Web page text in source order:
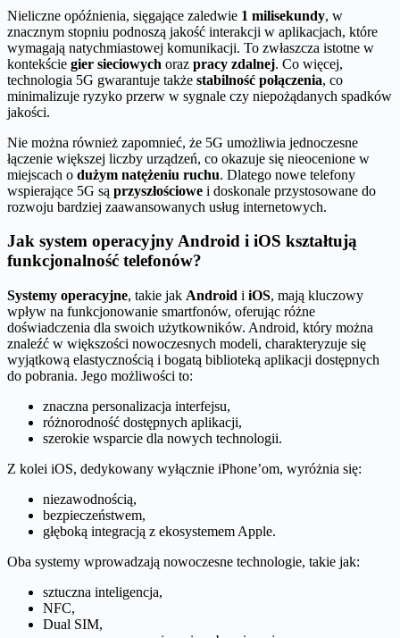
Nieliczne opóźnienia, sięgające zaledwie 1 milisekundy, w
znacznym stopniu podnoszą jakość interakcji w aplikacjach, które
wymagają natychmiastowej komunikacji. To zwłaszcza istotne w
kontekście gier sieciowych oraz pracy zdalnej. Co więcej,
technologia 5G gwarantuje także stabilność połączenia, co
minimalizuje ryzyko przerw w sygnale czy niepożądanych spadków
jakości.
Nie można również zapomnieć, że 5G umożliwia jednoczesne
łączenie większej liczby urządzeń, co okazuje się nieocenione w
miejscach o dużym natężeniu ruchu. Dlatego nowe telefony
wspierające 5G są przyszłościowe i doskonale przystosowane do
rozwoju bardziej zaawansowanych usług internetowych.
Jak system operacyjny Android i iOS kształtują
funkcjonalność telefonów?
Systemy operacyjne, takie jak Android i iOS, mają kluczowy
wpływ na funkcjonowanie smartfonów, oferując różne
doświadczenia dla swoich użytkowników. Android, który można
znaleźć w większości nowoczesnych modeli, charakteryzuje się
wyjątkową elastycznością i bogatą biblioteką aplikacji dostępnych
do pobrania. Jego możliwości to:
znaczna personalizacja interfejsu,
różnorodność dostępnych aplikacji,
szerokie wsparcie dla nowych technologii.
Z kolei iOS, dedykowany wyłącznie iPhone’om, wyróżnia się:
niezawodnością,
bezpieczeństwem,
głęboką integracją z ekosystemem Apple.
Oba systemy wprowadzają nowoczesne technologie, takie jak:
sztuczna inteligencja,
NFC,
Dual SIM,